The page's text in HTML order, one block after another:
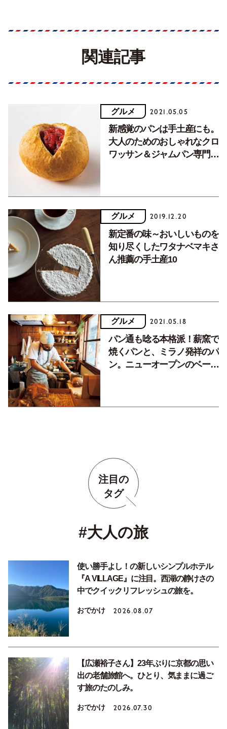
関連記事
グルメ 2021.05.05
新感覚のパンは手土産にも。
大人のためのおしゃれなクロ
ワッサン＆ジャムパン専門
グルメ 2019.12.20
新定番の味～おいしいものを
知り尽くしたワタナベマキさ
ん推薦の手土産10
グルメ 2021.05.18
パン通も唸る本格派！薪窯で
焼くパンと、ミラノ発祥のパ
ン。ニューオープンのベーカ
注目の
タグ
#大人の旅
使い勝手よし！の新しいシンプルホテル
『A VILLAGE』に注目。西湖の静けさの
中でクイックリフレッシュの旅を。
おでかけ 2026.08.07
【広瀬裕子さん】23年ぶりに京都の思い
出の老舗旅館へ。ひとり、気ままに過ご
す旅のたのしみ。
おでかけ 2026.07.30